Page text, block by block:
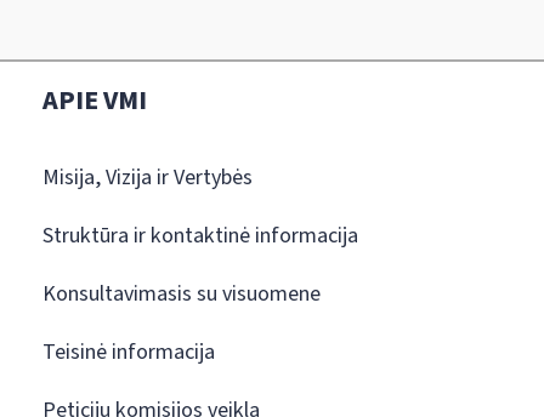
APIE VMI
Misija, Vizija ir Vertybės
Struktūra ir kontaktinė informacija
Konsultavimasis su visuomene
Teisinė informacija
Peticijų komisijos veikla